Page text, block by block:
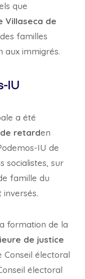
que
Villaseca de
familles
aux immigrés.
IU
a été
retarden
IU de
socialistes, sur
famille du
formation de la
de justice
Conseil électoral
électoral